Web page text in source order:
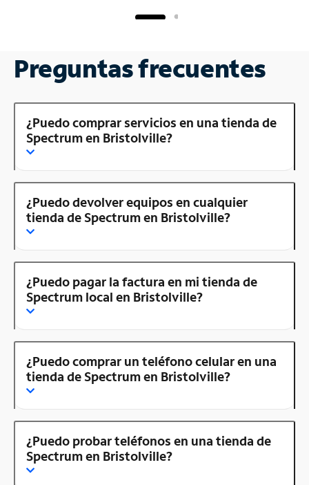
Preguntas frecuentes
¿Puedo comprar servicios en una tienda de
Spectrum en Bristolville?
¿Puedo devolver equipos en cualquier
tienda de Spectrum en Bristolville?
¿Puedo pagar la factura en mi tienda de
Spectrum local en Bristolville?
¿Puedo comprar un teléfono celular en una
tienda de Spectrum en Bristolville?
¿Puedo probar teléfonos en una tienda de
Spectrum en Bristolville?